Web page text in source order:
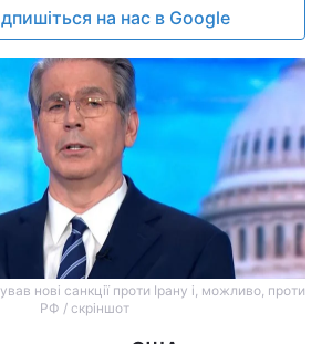
на нас в Google
нові санкції проти Ірану і, можливо, проти
РФ / скріншот